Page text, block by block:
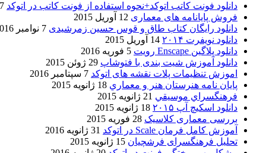
دانلود فونت کاتب اتوکد+نحوه استفاده از فونت کاتب در اتوکد 7 آگوست 2017
فروش پایانامه های معماری 12 آوریل 2015
دانلود رایگان کتاب طاق و قوس حسین زمرشیدی 7 نوامبر 2016
دانلود نویفرت ۲۰۱۴
14 آوریل 2015
دانلود پلاگین Enscape رویت
5 فوریه 2016
دانلود آموزش شیت بندی با فتوشاپ 29 ژوئن 2015
اموزش تنظیمات پلات نقشه های اتوکد 7 سپتامبر 2016
پایان نامه هنرستان هنر و معماري 18 ژانویه 2015
فرهنگسراي موسيقي 21 ژانویه 2015
دانلود اسکیچ آپ ۲۰۱۵
18 ژانویه 2015
بررسی معماری کلاسیک 28 فوریه 2015
آموزش کامل فرمان Scale در اتوکد
31 ژانویه 2016
تحلیل فرهنگسرای فرشچیان 15 ژانویه 2015